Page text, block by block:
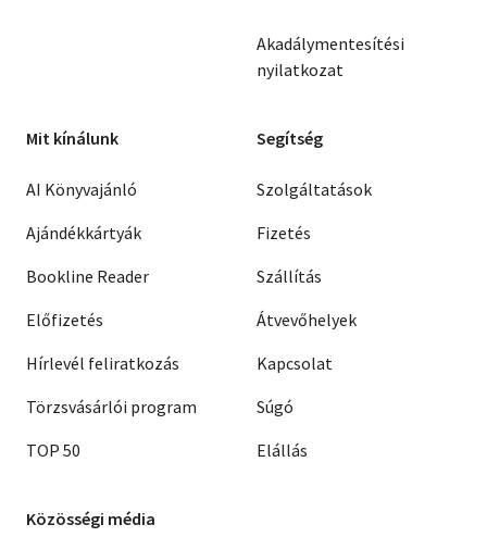
Akadálymentesítési
nyilatkozat
Mit kínálunk
AI Könyvajánló
Ajándékkártyák
Bookline Reader
Előfizetés
Hírlevél feliratkozás
Törzsvásárlói program
TOP 50
Segítség
Szolgáltatások
Fizetés
Szállítás
Átvevőhelyek
Kapcsolat
Súgó
Elállás
Közösségi média